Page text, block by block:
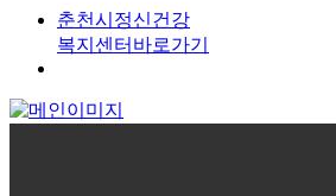
춘천시정신건강
복지센터 바로가기